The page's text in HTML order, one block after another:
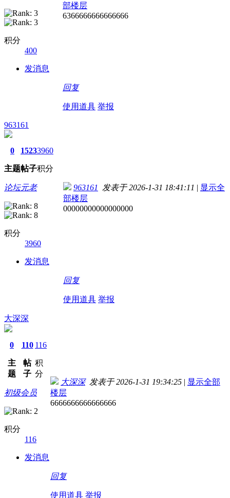
积分
400
发消息
部楼层
6366666666666666
回复
使用道具 举报
963161
0
主题
1523
帖子
3960
积分
论坛元老
积分
3960
发消息
963161 发表于 2026-1-31 18:41:11 | 显示全
部楼层
00000000000000000
回复
使用道具 举报
大深深
0
主
题
110
帖
子
116
积
分
初级会员
积分
116
发消息
大深深发表于 2026-1-31 19:34:25 | 显示全部
楼层
6666666666666666
回复
使用道具 举报